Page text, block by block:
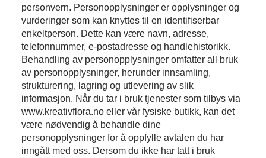
personvern. Personopplysninger er opplysninger og
vurderinger som kan knyttes til en identifiserbar
enkeltperson. Dette kan være navn, adresse,
telefonnummer, e-postadresse og handlehistorikk.
Behandling av personopplysninger omfatter all bruk
av personopplysninger, herunder innsamling,
strukturering, lagring og utlevering av slik
informasjon. Når du tar i bruk tjenester som tilbys via
www.kreativflora.no eller vår fysiske butikk, kan det
være nødvendig å behandle dine
personopplysninger for å oppfylle avtalen du har
inngått med oss. Dersom du ikke har tatt i bruk